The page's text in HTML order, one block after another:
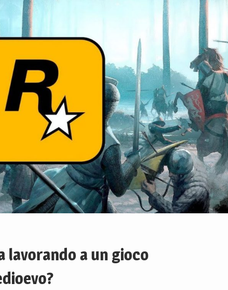
lavorando a un gioco